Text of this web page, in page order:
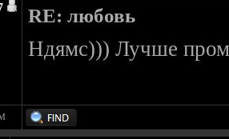
RE: любовь
Ндямс))) Лучше